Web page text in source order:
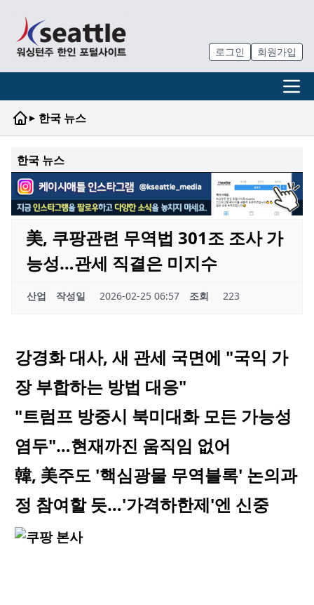
로그인 회원가입
▸ 한국 뉴스
한국 뉴스
美, 쿠팡관련 무역법 301조 조사 가
능성…관세 직결은 미지수
산업 작성일 2026-02-25 06:57 조회 223
강경화 대사, 새 관세 국면에 "국익 가
장 부합하는 방법 대응"
"트럼프 방중시 북미대화 모든 가능성
염두"…현재까진 움직임 없어
韓, 美주도 '핵심광물 무역블록' 논의과
정 참여할 듯…'가격하한제'엔 신중